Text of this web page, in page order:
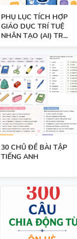
TÓM TẮT
PHÁP
SPEAKING
SPEAKING -
CAMBRIDGE
PHỤ LỤC TÍCH HỢP
GIÁO DỤC TRÍ TUỆ
NHÂN TẠO (AI) TR...
30 CHỦ ĐỀ BÀI TẬP
TIẾNG ANH